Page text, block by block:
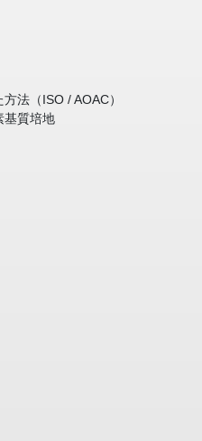
法（ISO / AOAC）
基質培地